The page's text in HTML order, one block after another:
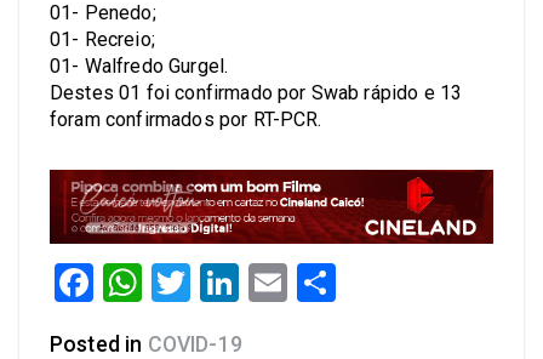
01- Penedo;
01- Recreio;
01- Walfredo Gurgel.
Destes 01 foi confirmado por Swab rápido e 13
foram confirmados por RT-PCR.
Facebook
WhatsApp
Twitter
LinkedIn
Email
Posted in COVID-19